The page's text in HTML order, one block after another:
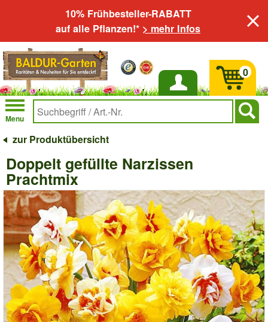
10% Frühbesteller-RABATT
auf alle Pflanzen!* > mehr Infos
Anmelden
Menu
0
zur Produktübersicht
Doppelt gefüllte Narzissen
Prachtmix